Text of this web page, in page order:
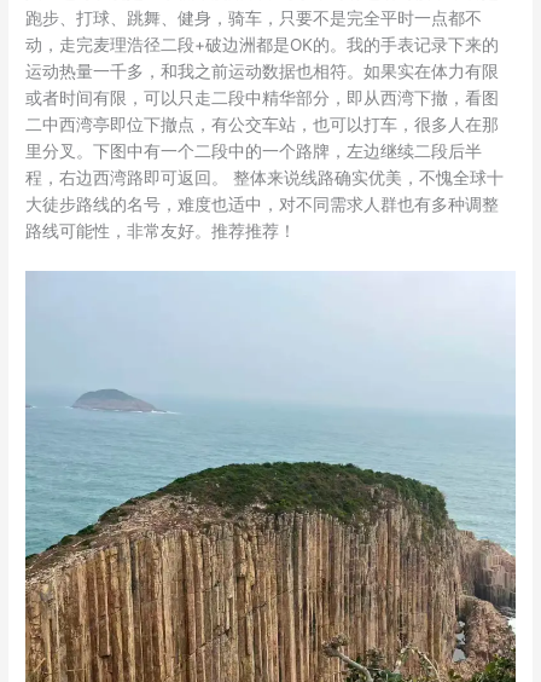
跑步、打球、跳舞、健身，骑车，只要不是完全平时一点都不
动，走完麦理浩径二段+破边洲都是OK的。我的手表记录下来的
运动热量一千多，和我之前运动数据也相符。如果实在体力有限
或者时间有限，可以只走二段中精华部分，即从西湾下撤，看图
二中西湾亭即位下撤点，有公交车站，也可以打车，很多人在那
里分叉。下图中有一个二段中的一个路牌，左边继续二段后半
程，右边西湾路即可返回。 整体来说线路确实优美，不愧全球十
大徒步路线的名号，难度也适中，对不同需求人群也有多种调整
路线可能性，非常友好。推荐推荐！